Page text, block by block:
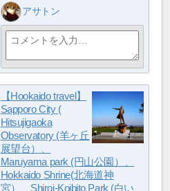
アサトン
【Hookaido travel】
Sapporo City (
Hitsujigaoka
Observatory (羊ヶ丘
展望台）、
Maruyama park (円山公園）、
Hokkaido Shrine(北海道神
宮）、Shiroi-Koibito Park (白い